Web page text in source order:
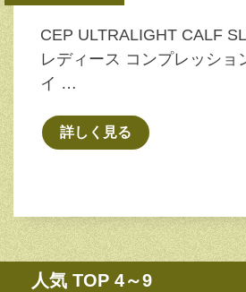
CEP ULTRALIGHT CALF
レディース コンプレッショ
イ …
詳しく見る
人気 TOP 4～9